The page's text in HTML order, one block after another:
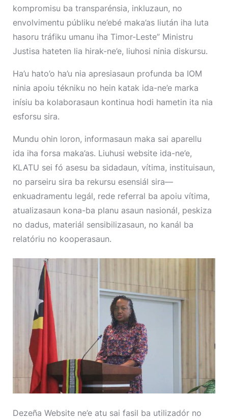
kompromisu ba transparénsia, inkluzaun, no
envolvimentu públiku ne’ebé maka’as liután iha luta
hasoru tráfiku umanu iha Timor-Leste” Ministru
Justisa hateten lia hirak-ne’e, liuhosi ninia diskursu.
Ha’u hato’o ha’u nia apresiasaun profunda ba IOM
ninia apoiu tékniku no hein katak ida-ne’e marka
inísiu ba kolaborasaun kontinua hodi hametin ita nia
esforsu sira.
Mundu ohin loron, informasaun maka sai aparellu
ida iha forsa maka’as. Liuhusi website ida-ne’e,
KLATU sei fó asesu ba sidadaun, vítima, instituisaun,
no parseiru sira ba rekursu esensiál sira—
enkuadramentu legál, rede referral ba apoiu vítima,
atualizasaun kona-ba planu asaun nasionál, peskiza
no dadus, materiál sensibilizasaun, no kanál ba
relatóriu no kooperasaun.
Dezeña Website ne’e atu sai fasil ba utilizadór no